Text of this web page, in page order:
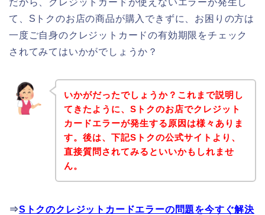
だから、クレジットカードが使えないエラーが発生し
て、Sトクのお店の商品が購入できずに、お困りの方は
一度ご自身のクレジットカードの有効期限をチェック
されてみてはいかがでしょうか？
いかがだったでしょうか？これまで説明し
てきたように、Sトクのお店でクレジット
カードエラーが発生する原因は様々ありま
す。後は、下記Sトクの公式サイトより、
直接質問されてみるといいかもしれませ
ん。
⇒Sトクのクレジットカードエラーの問題を今すぐ解決